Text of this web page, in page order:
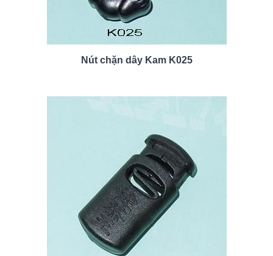
Nút chặn dây Kam K025